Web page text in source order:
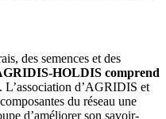
des semences et des
HOLDIS comprend
. L’association d’AGRIDIS et
du réseau une
d’améliorer son savoir-